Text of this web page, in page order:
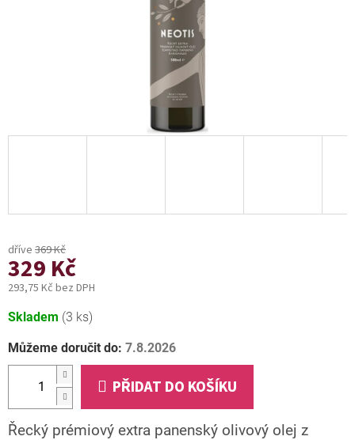
369 Kč
329 Kč
293,75 Kč bez DPH
Měrná
Skladem (3 ks)
Můžeme doručit do: 7.8.2026
PŘIDAT DO KOŠÍKU
Řecký prémiový extra panenský olivový olej z